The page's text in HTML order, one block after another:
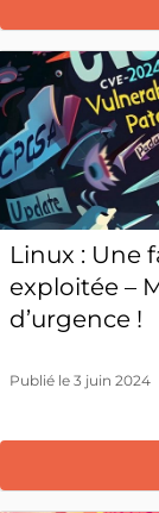
Linux : Une
exploitée –
d’urgence !
Publié le 3 juin 2024